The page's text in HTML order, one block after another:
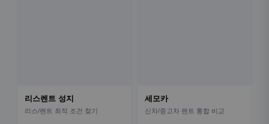
리스렌트 성지
리스/렌트 최적 조건 찾기
세모카
신차/중고차 렌트 통합 비교